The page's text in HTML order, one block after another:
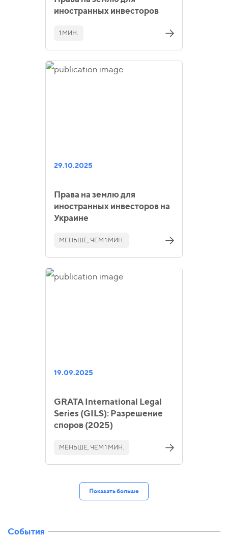
иностранных инвесторов
1 МИН.
29.10.2025
Права на землю для
иностранных инвесторов на
Украине
МЕНЬШЕ, ЧЕМ 1 МИН.
19.09.2025
GRATA International Legal
Series (GILS): Разрешение
споров (2025)
МЕНЬШЕ, ЧЕМ 1 МИН.
Показать больше
События